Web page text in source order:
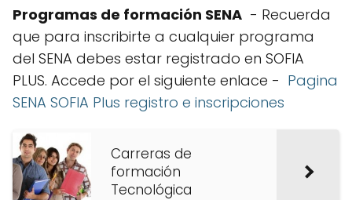
Programas de formación SENA - Recuerda
que para inscribirte a cualquier programa
del SENA debes estar registrado en SOFIA
PLUS. Accede por el siguiente enlace - Pagina
SENA SOFIA Plus registro e inscripciones
Carreras de
formación
Tecnológica